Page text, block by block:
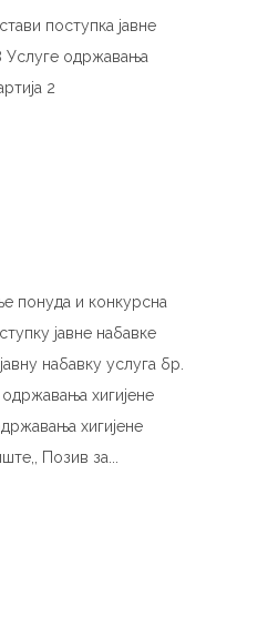
поступка јавне
Услуге одржавања
2
понуда и конкурсна
јавне набавке
набавку услуга бр.
хигијене
хигијене
Позив за...